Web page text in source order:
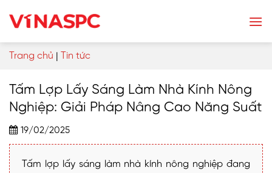
Trang chủ | Tin tức
Tấm Lợp Lấy Sáng Làm Nhà Kính Nông
Nghiệp: Giải Pháp Nâng Cao Năng Suất
19/02/2025
Tấm lợp lấy sáng làm nhà kính nông nghiệp đang